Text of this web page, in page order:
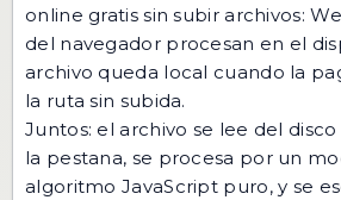
online gratis sin subir archivos:
del navegador procesan en el
archivo queda local cuando la
la ruta sin subida.
Juntos: el archivo se lee del
la pestana, se procesa por un
algoritmo JavaScript puro, y se